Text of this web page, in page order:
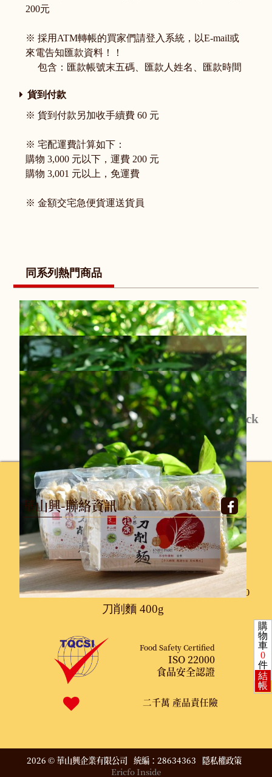
購
物
車
0
件
結
帳
200元
※ 採用ATM轉帳的買家們請登入系統，以E-mail或
來電告知匯款資料！！
包含：匯款帳號末五碼、匯款人姓名、匯款時間
貨到付款
※ 貨到付款另加收手續費 60 元
※ 宅配運費計算如下：
購物 3,000 元以下，運費 200 元
購物 3,001 元以上，免運費
※ 金額交宅急便貨運送貨員
同系列熱門商品
關廟麵(細) 2400g - 傳統包裝
關廟麵支(細條) 3000g
刀削麵 400g
Back
華山興-聯絡資訊
地 址 /台南市仁德區德崙路565巷67號
電 話 /06-2496575
傳 真 /06-2498783
信 箱 /hss.a496575@msa.hinet.net
服務時間 /週一至週五 上午8:30-12:00~下午1:00-5:00
Food Safety Certified
ISO 22000
食品安全認證
二千萬 產品責任險
2026 © 華山興企業有限公司 統編：28634363 隱私權政策
Ericfo Inside